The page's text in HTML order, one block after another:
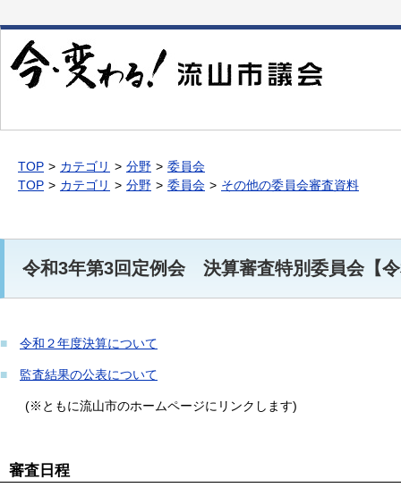
文
移
動
TOP カテゴリ 分野
委員会
TOP
カテゴリ 分野 委員会 その他の委員会審査資料
令和3年第3回定例会 決算審査特別委員会【
■ 令和２年度決算について
■ 監査結果の公表について
(※ともに流山市のホームページにリンクします)
審査日程